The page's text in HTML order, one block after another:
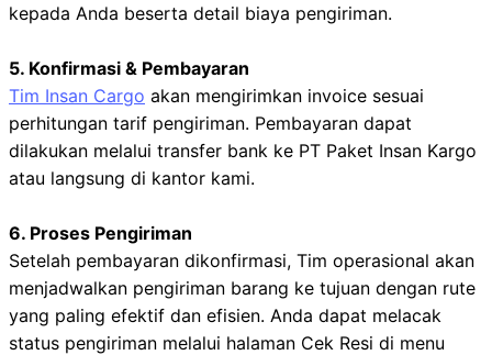
kepada Anda beserta detail biaya pengiriman.
5. Konfirmasi & Pembayaran
Tim Insan Cargo akan mengirimkan invoice sesuai
perhitungan tarif pengiriman. Pembayaran dapat
dilakukan melalui transfer bank ke PT Paket Insan Kargo
atau langsung di kantor kami.
6. Proses Pengiriman
Setelah pembayaran dikonfirmasi, Tim operasional akan
menjadwalkan pengiriman barang ke tujuan dengan rute
yang paling efektif dan efisien. Anda dapat melacak
status pengiriman melalui halaman Cek Resi di menu